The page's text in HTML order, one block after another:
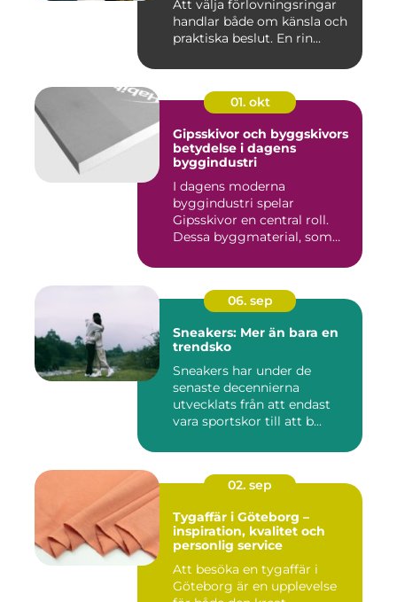
Att välja förlovningsringar
handlar både om känsla och
praktiska beslut. En rin...
01. okt
Gipsskivor och byggskivors
betydelse i dagens
byggindustri
I dagens moderna
byggindustri spelar
Gipsskivor en central roll.
Dessa byggmaterial, som
06. sep
Sneakers: Mer än bara en
trendsko
Sneakers har under de
senaste decennierna
utvecklats från att endast
vara sportskor till att b...
02. sep
Tygaffär i Göteborg –
inspiration, kvalitet och
personlig service
Att besöka en tygaffär i
Göteborg är en upplevelse